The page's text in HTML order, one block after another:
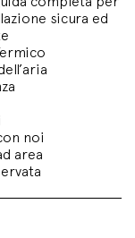
sicura ed
noi
area